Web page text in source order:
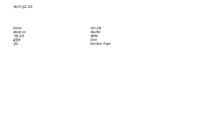
Home
About Us
​가정 교회
​삶공부
​선교
자녀 교육
새누리터
영어부
Give
Member Page
새누리 선교 교회